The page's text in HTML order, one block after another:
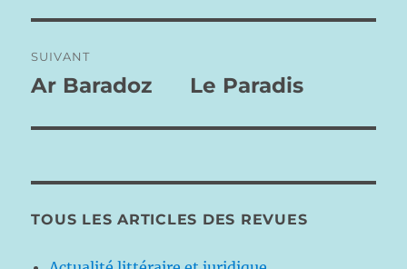
SUIVANT
Publication
Ar Baradoz Le Paradis
TOUS LES ARTICLES DES REVUES